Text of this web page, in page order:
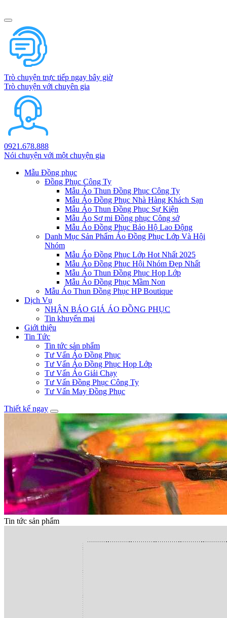
Trò chuyện trực tiếp ngay bây giờ
Trò chuyện với chuyên gia
0921.678.888
Nói chuyện với một chuyện gia
Mẫu Đồng phục
Đồng Phục Công Ty
Mẫu Áo Thun Đồng Phục Công Ty
Mẫu Áo Đồng Phục Nhà Hàng Khách Sạn
Mẫu Áo Thun Đồng Phục Sự Kiện
Mẫu Áo Sơ mi Đồng phục Công sở
Mẫu Áo Đồng Phục Bảo Hộ Lao Động
Danh Mục Sản Phẩm Áo Đồng Phục Lớp Và Hội
Nhóm
Mẫu Áo Đồng Phục Lớp Hot Nhất 2025
Mẫu Áo Đồng Phục Hội Nhóm Đẹp Nhất
Mẫu Áo Thun Đồng Phục Họp Lớp
Mẫu Áo Đồng Phục Mầm Non
Mẫu Áo Thun Đồng Phục HP Boutique
Dịch Vụ
NHẬN BÁO GIÁ ÁO ĐỒNG PHỤC
Tin khuyến mại
Giới thiệu
Tin Tức
Tin tức sản phẩm
Tư Vấn Áo Đồng Phục
Tư Vấn Áo Đồng Phục Họp Lớp
Tư Vấn Áo Giải Chạy
Tư Vấn Đồng Phục Công Ty
Tư Vấn May Đồng Phục
Thiết kế ngay
Tin tức sản phẩm